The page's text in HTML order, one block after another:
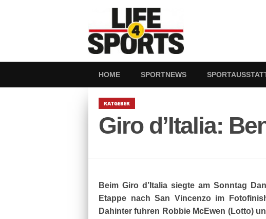
HOME SPORTNEWS
RATGEBER
Giro d’Italia:
Beim Giro d’Italia siegte am Sonntag
Etappe nach San Vincenzo im
Dahinter fuhren Robbie McEwen (Lotto)